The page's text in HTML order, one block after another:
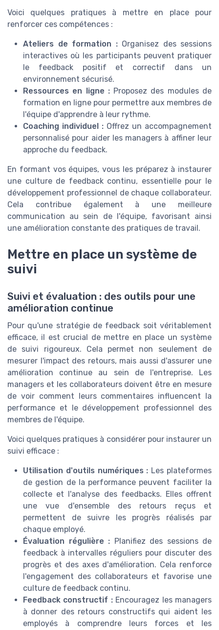
Voici quelques pratiques à mettre en place pour
renforcer ces compétences :
Ateliers de formation :Organisez des sessions
interactives où les participants peuvent pratiquer
le feedback positif et correctif dans un
environnement sécurisé.
Ressources en ligne :Proposez des modules de
formation en ligne pour permettre aux membres de
l'équipe d'apprendre à leur rythme.
Coaching individuel : Offrez un accompagnement
personnalisé pour aider les managers à affiner leur
approche du feedback.
En formant vos équipes, vous les préparez à instaurer
une culture de feedback continu, essentielle pour le
développement professionnel de chaque collaborateur.
Cela contribue également à une meilleure
communication au sein de l'équipe, favorisant ainsi
une amélioration constante des pratiques de travail.
Mettre en place un système de
suivi
Suivi et évaluation : des outils pour une
amélioration continue
Pour qu'une stratégie de feedback soit véritablement
efficace, il est crucial de mettre en place un système
de suivi rigoureux. Cela permet non seulement de
mesurer l'impact des retours, mais aussi d'assurer une
amélioration continue au sein de l'entreprise. Les
managers et les collaborateurs doivent être en mesure
de voir comment leurs commentaires influencent la
performance et le développement professionnel des
membres de l'équipe.
Voici quelques pratiques à considérer pour instaurer un
suivi efficace :
Utilisation d'outils numériques : Les plateformes
de gestion de la performance peuvent faciliter la
collecte et l'analyse des feedbacks. Elles offrent
une vue d'ensemble des retours reçus et
permettent de suivre les progrès réalisés par
chaque employé.
Évaluation régulière : Planifiez des sessions de
feedback à intervalles réguliers pour discuter des
progrès et des axes d'amélioration. Cela renforce
l'engagement des collaborateurs et favorise une
culture de feedback continu.
Feedback constructif :Encouragez les managers
à donner des retours constructifs qui aident les
employés à comprendre leurs forces et les